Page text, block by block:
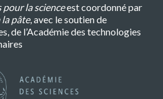
pour la scienceest coordonné par
la pâte, avec le soutien de
de l’Académie des technologies